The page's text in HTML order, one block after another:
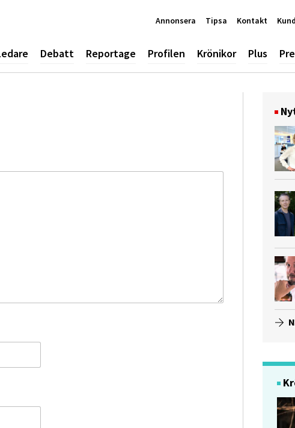
Debatt Reportage Profilen Krönikor Plus
Annonsera Tipsa Kontakt